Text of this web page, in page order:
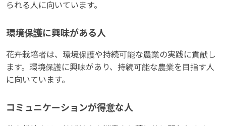
られる人に向いています。
環境保護に興味がある人
花卉栽培者は、環境保護や持続可能な農業の実践に貢献し
ます。環境保護に興味があり、持続可能な農業を目指す人
に向いています。
コミュニケーションが得意な人